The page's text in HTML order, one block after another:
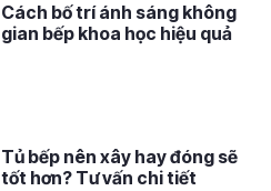
Cách bố trí ánh sáng không
gian bếp khoa học hiệu quả
Tủ bếp nên xây hay đóng sẽ
tốt hơn? Tư vấn chi tiết